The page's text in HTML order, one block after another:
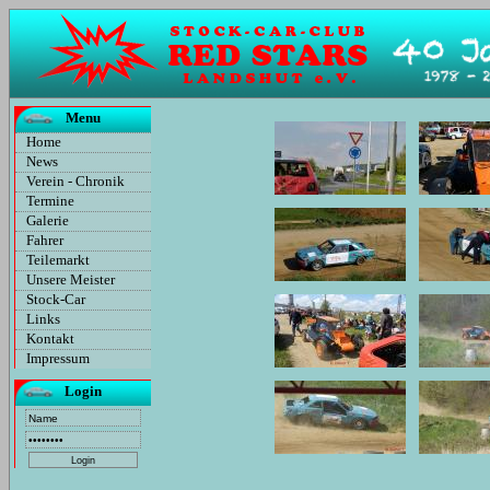
Menu
Home
News
Verein - Chronik
Termine
Galerie
Fahrer
Teilemarkt
Unsere Meister
Stock-Car
Links
Kontakt
Impressum
Login